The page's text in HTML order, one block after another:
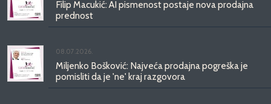
Filip Macukić: AI pismenost postaje nova prodajna
prednost
08.07.2026.
Miljenko Bošković: Najveća prodajna pogreška je
pomisliti da je 'ne' kraj razgovora